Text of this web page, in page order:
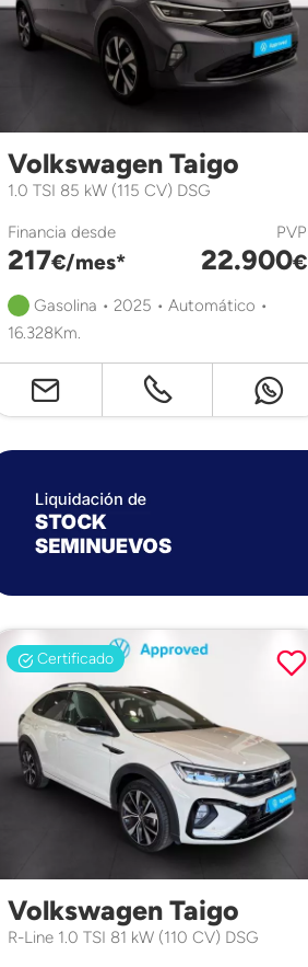
Volkswagen Taigo
1.0 TSI 85 kW (115 CV) DSG
Financia desde
217€/mes*
PVP
22.900€
Gasolina • 2025 • Automático •
16.328Km.
Certificado
Volkswagen Taigo
R-Line 1.0 TSI 81 kW (110 CV) DSG